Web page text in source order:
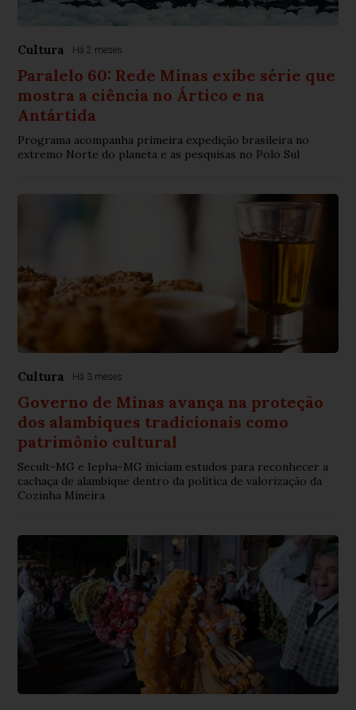
Cultura Há 2 meses
Paralelo 60: Rede Minas exibe série que
mostra a ciência no Ártico e na
Antártida
Programa acompanha primeira expedição brasileira no
extremo Norte do planeta e as pesquisas no Polo Sul
Cultura Há 3 meses
Governo de Minas avança na proteção
dos alambiques tradicionais como
patrimônio cultural
Secult-MG e Iepha-MG iniciam estudos para reconhecer a
cachaça de alambique dentro da política de valorização da
Cozinha Mineira